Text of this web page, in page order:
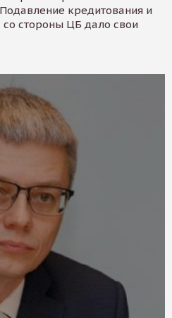
кредитования и
со стороны ЦБ дало свои